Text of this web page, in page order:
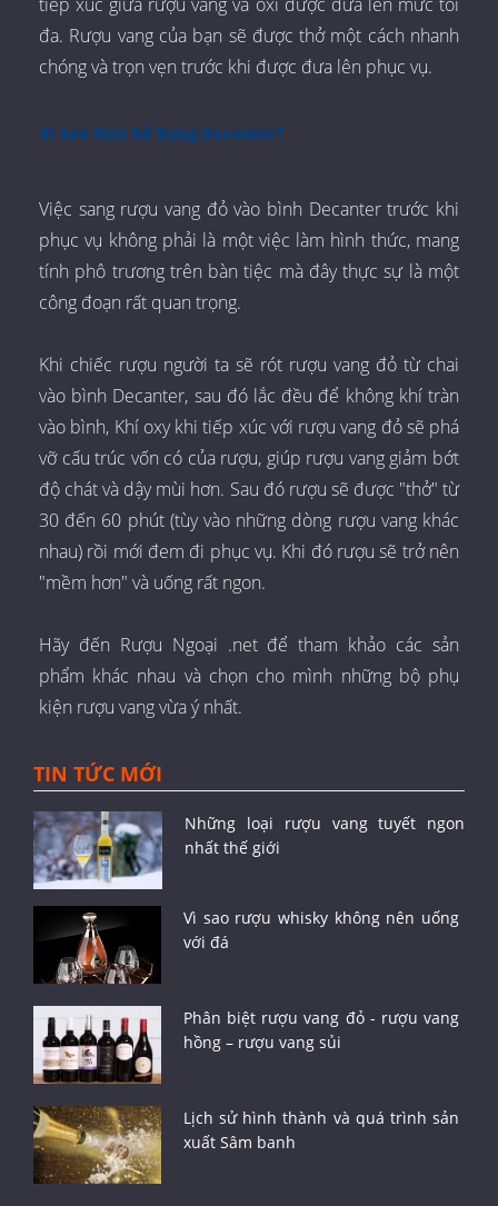
đa. Rượu vang của bạn sẽ được thở một cách nhanh
chóng và trọn vẹn trước khi được đưa lên phục vụ.
Vì Sao Nên Sử Dụng Decanter?
Việc sang rượu vang đỏ vào bình Decanter trước khi
phục vụ không phải là một việc làm hình thức, mang
tính phô trương trên bàn tiệc mà đây thực sự là một
công đoạn rất quan trọng.
Khi chiếc rượu người ta sẽ rót rượu vang đỏ từ chai
vào bình Decanter, sau đó lắc đều để không khí tràn
vào bình, Khí oxy khi tiếp xúc với rượu vang đỏ sẽ phá
vỡ cấu trúc vốn có của rượu, giúp rượu vang giảm bớt
độ chát và dậy mùi hơn. Sau đó rượu sẽ được "thở" từ
30 đến 60 phút (tùy vào những dòng rượu vang khác
nhau) rồi mới đem đi phục vụ. Khi đó rượu sẽ trở nên
"mềm hơn" và uống rất ngon.
Hãy đến Rượu Ngoại .net để tham khảo các sản
phẩm khác nhau và chọn cho mình những bộ phụ
kiện rượu vang vừa ý nhất.
TIN TỨC MỚI
Những loại rượu vang tuyết ngon
nhất thế giới
Vì sao rượu whisky không nên uống
với đá
Phân biệt rượu vang đỏ - rượu vang
hồng – rượu vang sủi
Lịch sử hình thành và quá trình sản
xuất Sâm banh